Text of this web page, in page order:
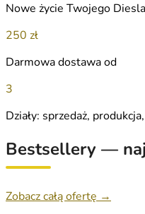
Nowe życie Twojego Diesla
250 zł
Darmowa dostawa od
3
Działy: sprzedaż,
Bestsellery —
Zobacz całą ofertę →